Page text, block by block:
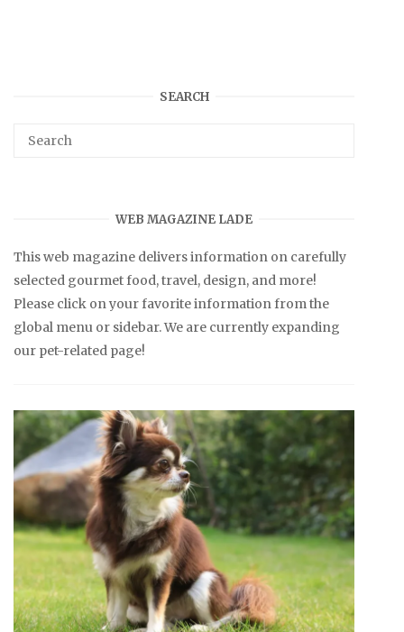
SEARCH
WEB MAGAZINE LADE
This web magazine delivers information on carefully
selected gourmet food, travel, design, and more!
Please click on your favorite information from the
global menu or sidebar. We are currently expanding
our pet-related page!